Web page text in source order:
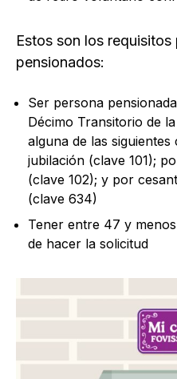
Estos son los
pensionados:
Ser persona
Décimo Transitorio de
alguna de las
jubilación (clave 101);
(clave 102); y por
(clave 634)
Tener entre 47 y
de hacer la solicitud